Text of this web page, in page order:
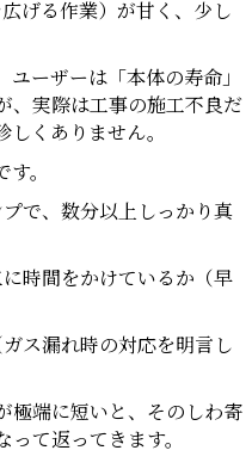
げる作業）が甘く、少し
ーザーは「本体の寿命」
、実際は工事の施工不良だ
しくありません。
。
で、数分以上しっかり真
時間をかけているか（早
ス漏れ時の対応を明言し
極端に短いと、そのしわ寄
て返ってきます。